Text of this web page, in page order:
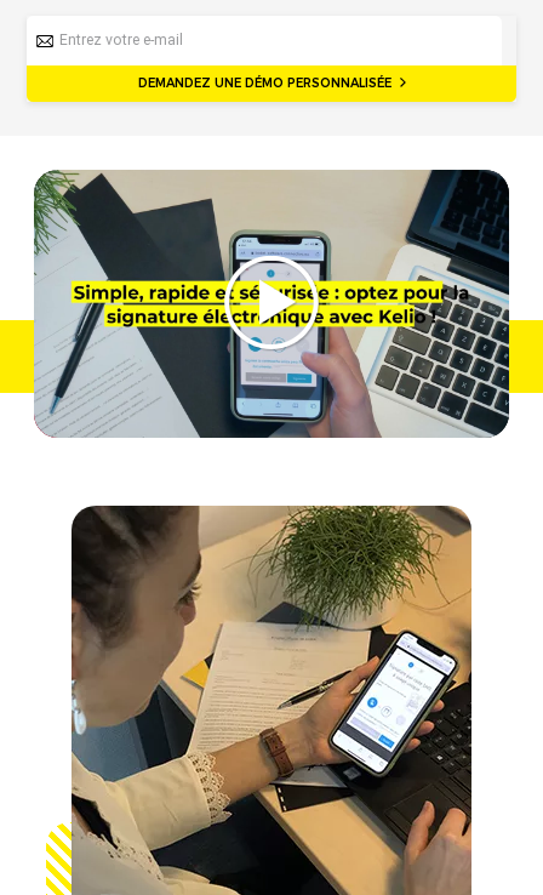
DEMANDEZ UNE DÉMO PERSONNALISÉE